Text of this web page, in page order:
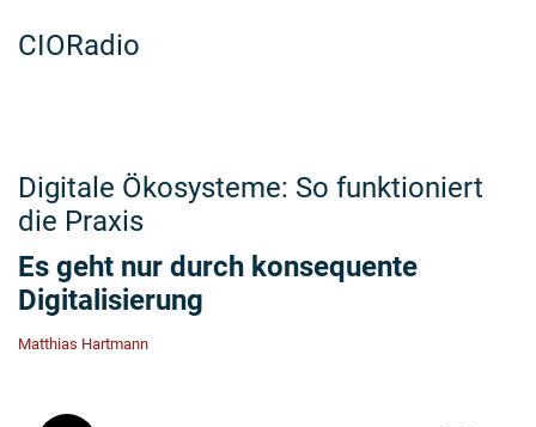
CIORadio
Digitale Ökosysteme: So funktioniert
die Praxis
Es geht nur durch konsequente
Digitalisierung
Matthias Hartmann